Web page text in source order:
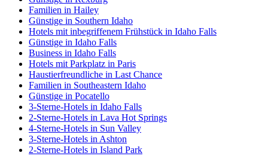
Familien in Hailey
Günstige in Southern Idaho
Hotels mit inbegriffenem Frühstück in Idaho Falls
Günstige in Idaho Falls
Business in Idaho Falls
Hotels mit Parkplatz in Paris
Haustierfreundliche in Last Chance
Familien in Southeastern Idaho
Günstige in Pocatello
3-Sterne-Hotels in Idaho Falls
2-Sterne-Hotels in Lava Hot Springs
4-Sterne-Hotels in Sun Valley
3-Sterne-Hotels in Ashton
2-Sterne-Hotels in Island Park